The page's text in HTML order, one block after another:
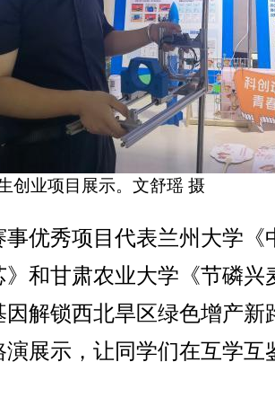
创业项目展示。文舒瑶 摄
秀项目代表兰州大学《
》和甘肃农业大学《节磷
因解锁西北旱区绿色增产新
演展示，让同学们在互学互